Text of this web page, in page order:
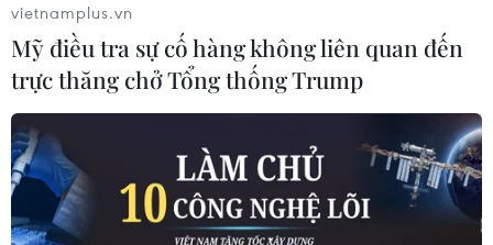
vietnamplus.vn
Mỹ điều tra sự cố hàng không liên quan đến
trực thăng chở Tổng thống Trump